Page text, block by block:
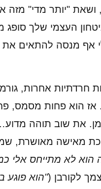
"יותר מדי" מזה
העצמי שלך
אף מנסה להתאים את
חרדתיות אחרות,
אז הוא פחות מסמס,
את שוב תוהה
מאישה מאושרת,
הוא לא מתייחס אלי
לקורבן ("הוא פוגע